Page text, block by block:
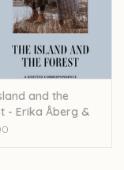
and the
- Erika Åberg &
Löthgren